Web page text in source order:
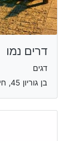
דרים נמו
דגים
בן גוריון 45, חיפה